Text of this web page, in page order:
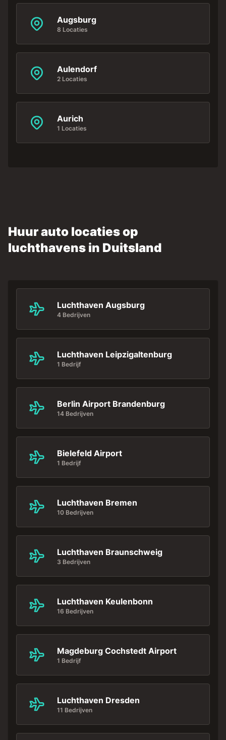
Augsburg
8 Locaties
Aulendorf
2 Locaties
Aurich
1 Locaties
Huur auto locaties op
luchthavens in Duitsland
Luchthaven Augsburg
4 Bedrijven
Luchthaven Leipzigaltenburg
1 Bedrijf
Berlin Airport Brandenburg
14 Bedrijven
Bielefeld Airport
1 Bedrijf
Luchthaven Bremen
10 Bedrijven
Luchthaven Braunschweig
3 Bedrijven
Luchthaven Keulenbonn
16 Bedrijven
Magdeburg Cochstedt Airport
1 Bedrijf
Luchthaven Dresden
11 Bedrijven